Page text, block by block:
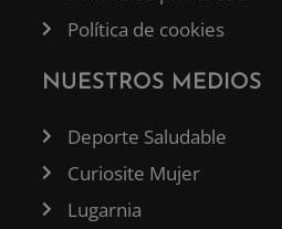
Política de cookies
NUESTROS MEDIOS
Deporte Saludable
Curiosite Mujer
Lugarnia